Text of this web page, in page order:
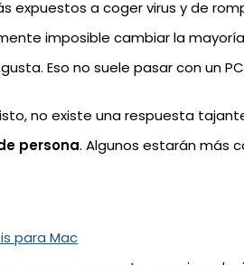
expuestos a coger virus y de
imposible cambiar la
Eso no suele pasar con un
no existe una respuesta
persona. Algunos estarán más
para Mac